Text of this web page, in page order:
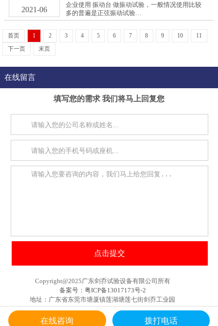
2021-06
企业使用 振动台 做振动试验，一般情况使用比较
多的普遍是正弦振动试验…
首页 1 2 3 4 5 6 7 8 9 10
11
下一页
末页
在线留言
填写您的需求 我们将马上回复您
Copyright@2025广东剑乔试验设备有限公司所有
备案号：粤ICP备13017173号-2
地址：广东省东莞市塘厦镇莲湖塘莲七街剑乔工业园
在线咨询 拨打电话